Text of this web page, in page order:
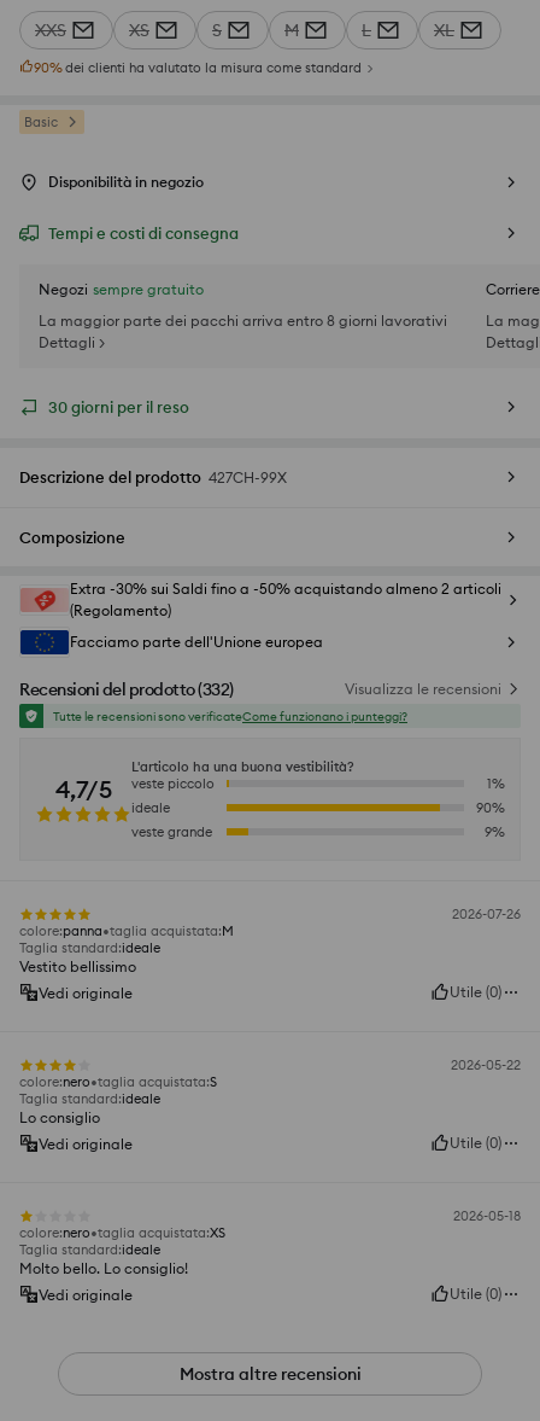
XXS XS S M L XL
90%dei clienti ha valutato la misura come standard
Basic
Disponibilità in negozio
Tempi e costi di consegna
Negozi sempre gratuito
La maggior parte dei pacchi arriva entro 8 giorni lavorativi
Dettagli >
La
30 giorni per il reso
Descrizione del prodotto 427CH-99X
Composizione
Extra -30% sui Saldi fino a -50% acquistando almeno 2 articoli
(Regolamento)
Facciamo parte dell'Unione europea
Recensioni del prodotto(332) Visualizza le recensioni
Tutte le recensioni sono verificateCome funzionano i punteggi?
4,7/5
L'articolo ha una buona vestibilità?
veste piccolo
1%
ideale
90%
veste grande
9%
2026-07-26
colore:panna taglia acquistata:M
Taglia standard:ideale
Vestito bellissimo
Vedi originale
Utile (0)
2026-05-22
colore:nero taglia acquistata:S
Taglia standard:ideale
Lo consiglio
Vedi originale
Utile (0)
2026-05-18
colore:nero taglia acquistata:XS
Taglia standard:ideale
Molto bello. Lo consiglio!
Vedi originale
Utile (0)
Mostra altre recensioni